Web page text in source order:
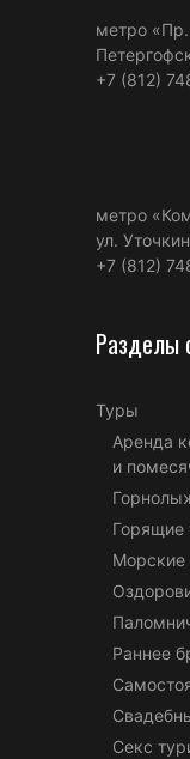
метро
+7 (812)
метро
ул.
+7 (812)
Разделы
Туры
Аренда
и
Горящие
Морские
Раннее
Секс